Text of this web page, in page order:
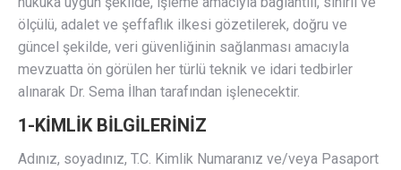
ölçülü, adalet ve şeffaflık ilkesi gözetilerek, doğru ve
güncel şekilde, veri güvenliğinin sağlanması amacıyla
mevzuatta ön görülen her türlü teknik ve idari tedbirler
alınarak Dr. Sema İlhan tarafından işlenecektir.
1-KİMLİK BİLGİLERİNİZ
Adınız, soyadınız, T.C. Kimlik Numaranız ve/veya Pasaport